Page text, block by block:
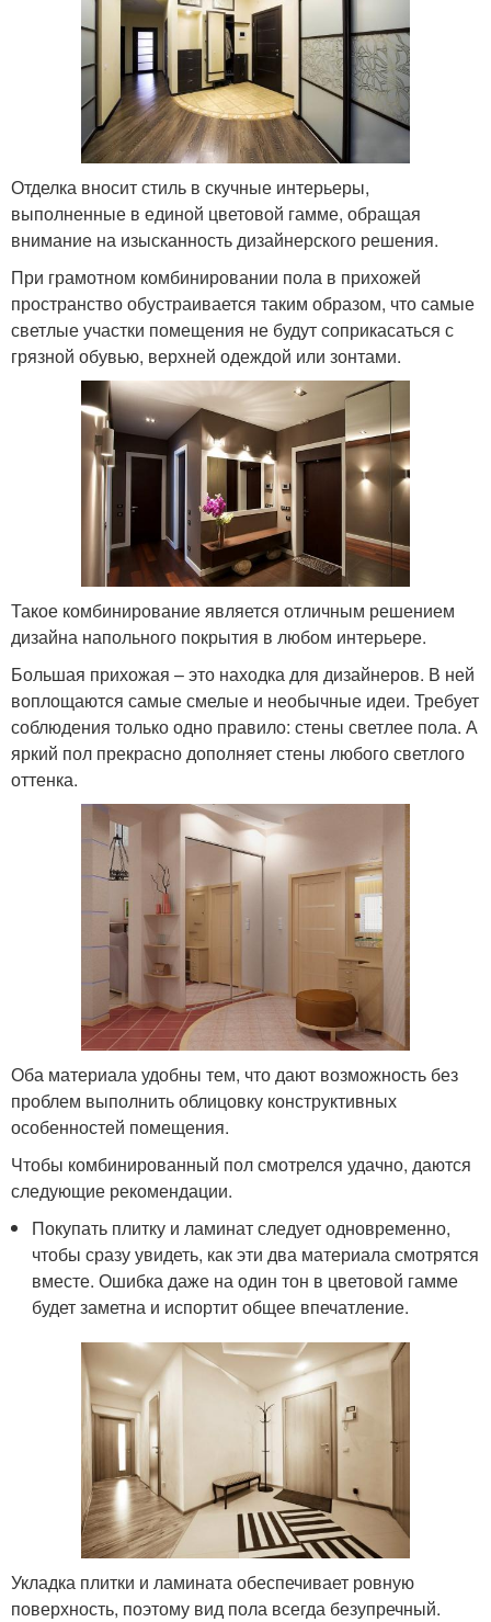
Отделка вносит стиль в скучные интерьеры,
выполненные в единой цветовой гамме, обращая
внимание на изысканность дизайнерского решения.
При грамотном комбинировании пола в прихожей
пространство обустраивается таким образом, что самые
светлые участки помещения не будут соприкасаться с
грязной обувью, верхней одеждой или зонтами.
Такое комбинирование является отличным решением
дизайна напольного покрытия в любом интерьере.
Большая прихожая – это находка для дизайнеров. В ней
воплощаются самые смелые и необычные идеи. Требует
соблюдения только одно правило: стены светлее пола. А
яркий пол прекрасно дополняет стены любого светлого
оттенка.
Оба материала удобны тем, что дают возможность без
проблем выполнить облицовку конструктивных
особенностей помещения.
Чтобы комбинированный пол смотрелся удачно, даются
следующие рекомендации.
Покупать плитку и ламинат следует одновременно,
чтобы сразу увидеть, как эти два материала смотрятся
вместе. Ошибка даже на один тон в цветовой гамме
будет заметна и испортит общее впечатление.
Укладка плитки и ламината обеспечивает ровную
поверхность, поэтому вид пола всегда безупречный.